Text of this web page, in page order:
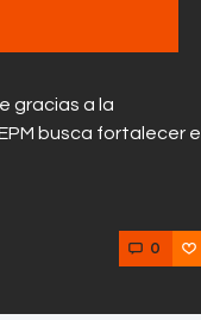
gracias a la
busca fortalecer el
0